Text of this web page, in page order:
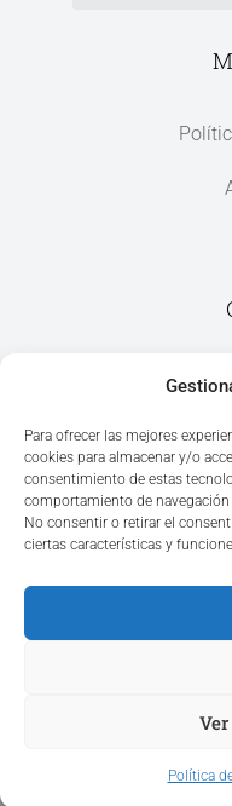
Para ofrecer las mejores
cookies para almacenar y/o
consentimiento de estas
comportamiento de
No consentir o retirar el
ciertas características y
Política
Av. del Mar,
Diseño web realizado
Hola ¿En qué